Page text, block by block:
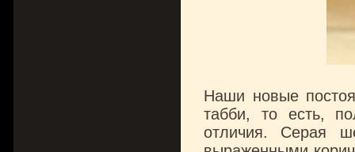
Наши новые
табби, то есть,
отличия. Серая